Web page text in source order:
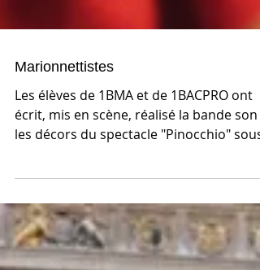
Marionnettistes
Les élèves de 1BMA et de 1BACPRO ont
écrit, mis en scène, réalisé la bande son